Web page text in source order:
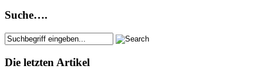
Suche….
Die letzten Artikel